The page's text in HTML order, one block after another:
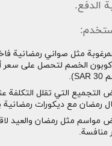
الدفع.
مثل صواني رمضانية
الخصم لتحصل على سعر
التجميع التي تقلل التكلفة
رمضان مع ديكورات
مواسم مثل رمضان والعيد
منافسة.